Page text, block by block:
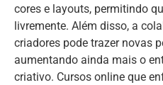
cores e layouts, permitindo
livremente. Além disso, a
criadores pode trazer novas
aumentando ainda mais o
criativo. Cursos online que